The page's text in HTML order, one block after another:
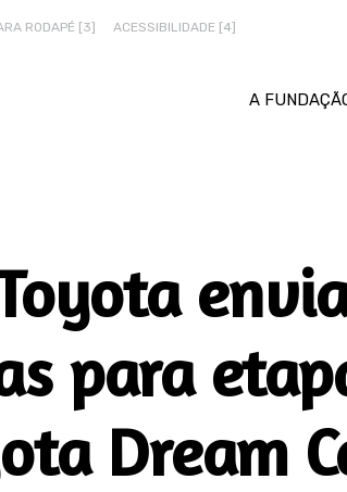
RODAPÉ [3] ACESSIBILIDADE [4]
A
para
Dream